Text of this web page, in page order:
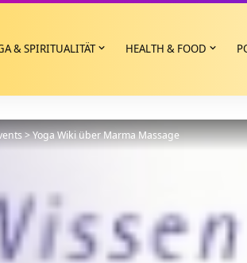
& SPIRITUALITÄT HEALTH & FOOD
>Yoga Wiki über Marma Massage